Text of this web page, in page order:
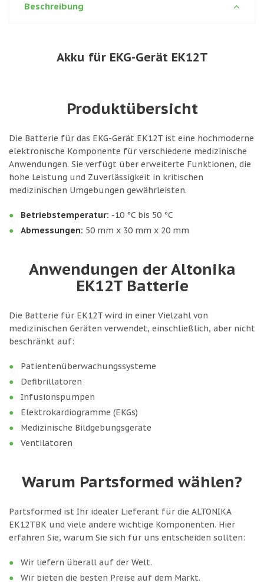
Beschreibung
Akku für EKG-Gerät EK12T
Produktübersicht
Die Batterie für das EKG-Gerät EK12T ist eine hochmoderne
elektronische Komponente für verschiedene medizinische
Anwendungen. Sie verfügt über erweiterte Funktionen, die
hohe Leistung und Zuverlässigkeit in kritischen
medizinischen Umgebungen gewährleisten.
Betriebstemperatur: -10 °C bis 50 °C
Abmessungen: 50 mm x 30 mm x 20 mm
Anwendungen der Altonika
EK12T Batterie
Die Batterie für EK12T wird in einer Vielzahl von
medizinischen Geräten verwendet, einschließlich, aber nicht
beschränkt auf:
Patientenüberwachungssysteme
Defibrillatoren
Infusionspumpen
Elektrokardiogramme (EKGs)
Medizinische Bildgebungsgeräte
Ventilatoren
Warum Partsformed wählen?
Partsformed ist Ihr idealer Lieferant für die ALTONIKA
EK12TBK und viele andere wichtige Komponenten. Hier
erfahren Sie, warum Sie sich für uns entscheiden sollten:
Wir liefern überall auf der Welt.
Wir bieten die besten Preise auf dem Markt.